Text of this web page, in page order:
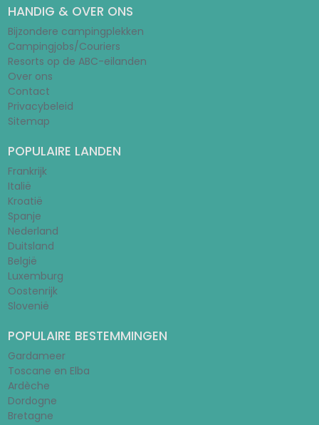
HANDIG & OVER ONS
Bijzondere campingplekken
Campingjobs/Couriers
Resorts op de ABC-eilanden
Over ons
Contact
Privacybeleid
Sitemap
POPULAIRE LANDEN
Frankrijk
Italië
Kroatië
Spanje
Nederland
Duitsland
België
Luxemburg
Oostenrijk
Slovenië
POPULAIRE BESTEMMINGEN
Gardameer
Toscane en Elba
Ardèche
Dordogne
Bretagne